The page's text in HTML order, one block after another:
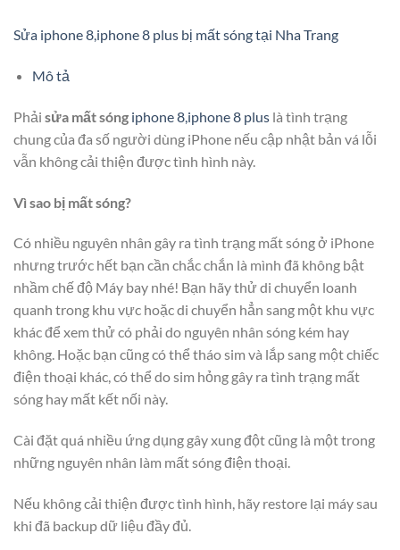
Sửa iphone 8,iphone 8 plus bị mất sóng tại Nha Trang
Mô tả
Phải sửa mất sóng iphone 8,iphone 8 plus là tình trạng
chung của đa số người dùng iPhone nếu cập nhật bản vá lỗi
vẫn không cải thiện được tình hình này.
Vì sao bị mất sóng?
Có nhiều nguyên nhân gây ra tình trạng mất sóng ở iPhone
nhưng trước hết bạn cần chắc chắn là mình đã không bật
nhầm chế độ Máy bay nhé! Bạn hãy thử di chuyển loanh
quanh trong khu vực hoặc di chuyển hẳn sang một khu vực
khác để xem thử có phải do nguyên nhân sóng kém hay
không. Hoặc bạn cũng có thể tháo sim và lắp sang một chiếc
điện thoại khác, có thể do sim hỏng gây ra tình trạng mất
sóng hay mất kết nối này.
Cài đặt quá nhiều ứng dụng gây xung đột cũng là một trong
những nguyên nhân làm mất sóng điện thoại.
Nếu không cải thiện được tình hình, hãy restore lại máy sau
khi đã backup dữ liệu đầy đủ.